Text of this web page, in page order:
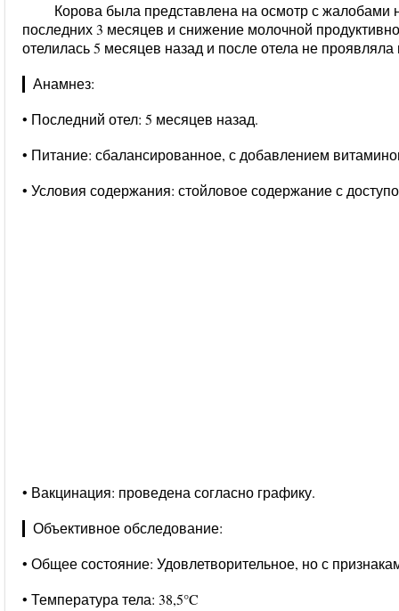
Корова была представлена на осмотр с жалобами
последних 3 месяцев и снижение молочной
отелилась 5 месяцев назад и после отела не
▎Анамнез:
• Последний отел: 5 месяцев назад.
• Питание: сбалансированное, с добавлением
• Условия содержания: стойловое содержание с
• Вакцинация: проведена согласно графику.
▎Объективное обследование:
• Общее состояние: Удовлетворительное, но с
• Температура тела: 38,5°C